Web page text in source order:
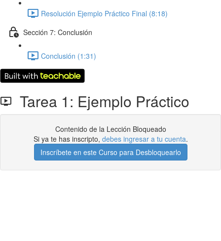
Resolución Ejemplo Práctico Final (8:18)
Sección 7: Conclusión
Conclusión (1:31)
Tarea 1: Ejemplo Práctico
Contenido de la Lección Bloqueado
Si ya te has inscripto, debes ingresar a tu cuenta.
Inscríbete en este Curso para Desbloquearlo